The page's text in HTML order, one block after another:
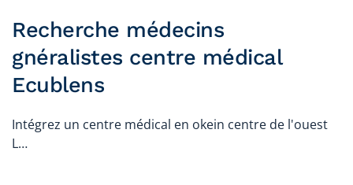
Recherche médecins
gnéralistes centre médical
Ecublens
Intégrez un centre médical en okein centre de l'ouest
L…